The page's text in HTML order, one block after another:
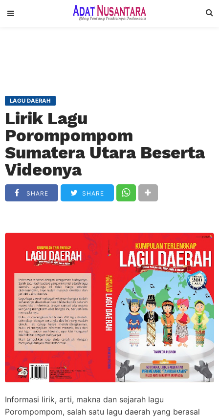
LAGU DAERAH
Lirik Lagu
Porompompom
Sumatera Utara Beserta
Videonya
SHARE SHARE
Informasi lirik, arti, makna dan sejarah lagu
Porompompom, salah satu lagu daerah yang berasal